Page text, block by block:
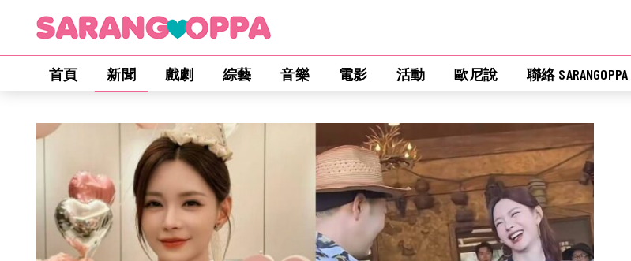
首頁 新聞 戲劇 綜藝 音樂 電影 活動 歐尼說 聯絡 SARANGOPPA